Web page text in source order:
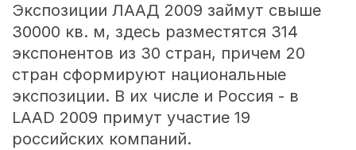
Экспозиции ЛААД 2009 займут свыше
30000 кв. м, здесь разместятся 314
экспонентов из 30 стран, причем 20
стран сформируют национальные
экспозиции. В их числе и Россия - в
LAAD 2009 примут участие 19
российских компаний.